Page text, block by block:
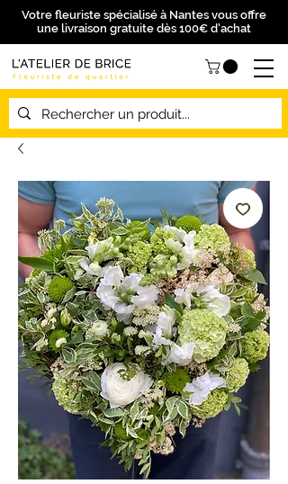
Votre fleuriste spécialisé à Nantes vous offre
une livraison gratuite dès 100€ d'achat